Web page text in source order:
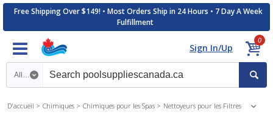
Free Shipping Over $149! • Most Orders Ship in 24 Hours • 7 Day A Week
Fulfillment
Sign In/Up
0
Search category
D'accueil Chimiques Chimiques pour les Spas Nettoyeurs pour les Filtres